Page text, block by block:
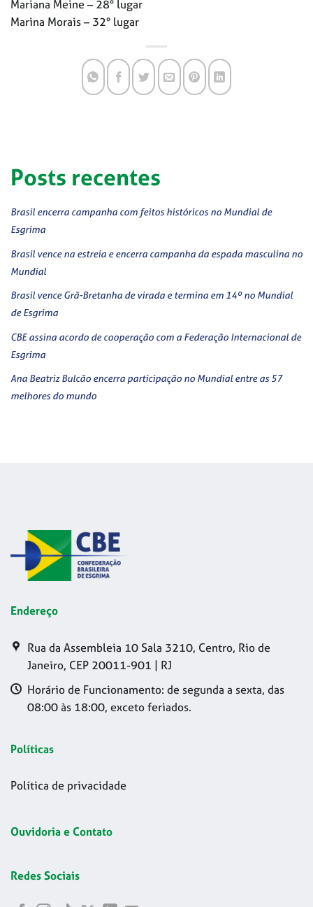
Mariana Meine – 28° lugar
Marina Morais – 32° lugar
Posts recentes
Brasil encerra campanha com feitos históricos no Mundial de
Esgrima
Brasil vence na estreia e encerra campanha da espada masculina no
Mundial
Brasil vence Grã-Bretanha de virada e termina em 14º no Mundial
de Esgrima
CBE assina acordo de cooperação com a Federação Internacional de
Esgrima
Ana Beatriz Bulcão encerra participação no Mundial entre as 57
melhores do mundo
Endereço
Rua da Assembleia 10 Sala 3210, Centro, Rio de
Janeiro, CEP 20011-901 | RJ
Horário de Funcionamento: de segunda a sexta, das
08:00 às 18:00, exceto feriados.
Políticas
Política de privacidade
Ouvidoria e Contato
Redes Sociais